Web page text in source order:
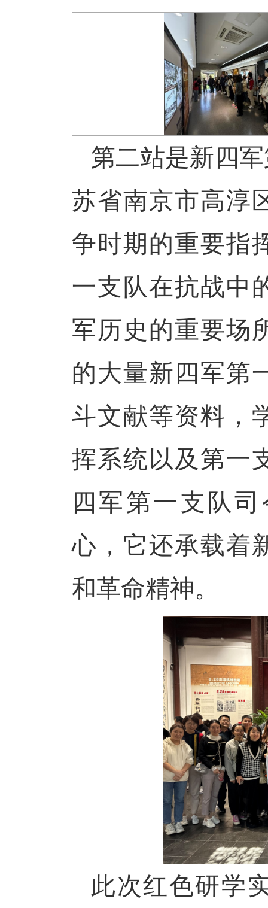
第二站是新四
苏省南京市高淳
争时期的重要指
一支队在抗战中
军历史的重要场
的大量新四军第
斗文献等资料，
挥系统以及第一
四军第一支队
心，它还承载着
和革命精神。
此次红色研学